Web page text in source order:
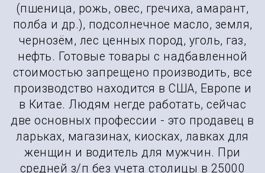
(пшеница, рожь, овес, гречиха, амарант,
полба и др.), подсолнечное масло, земля,
чернозём, лес ценных пород, уголь, газ,
нефть. Готовые товары с надбавленной
стоимостью запрещено производить, все
производство находится в США, Европе и
в Китае. Людям негде работать, сейчас
две основных профессии - это продавец в
ларьках, магазинах, киосках, лавках для
женщин и водитель для мужчин. При
средней з/п без учета столицы в 25000